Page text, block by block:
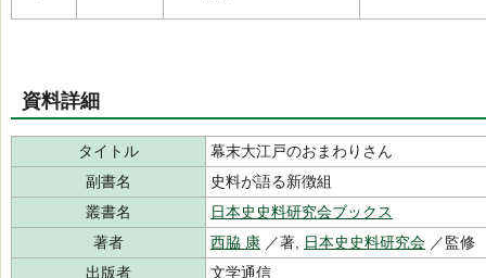
資料詳細
タイトル
幕末大江戸のおまわりさん
副書名
史料が語る新徴組
叢書名
日本史史料研究会ブックス
著者
西脇 康 ／著, 日本史史料研究会 ／監修
出版者
文学通信